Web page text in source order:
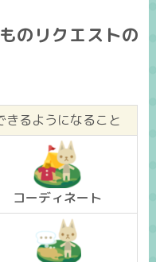
のリクエストの
きるようになること
コーディネート